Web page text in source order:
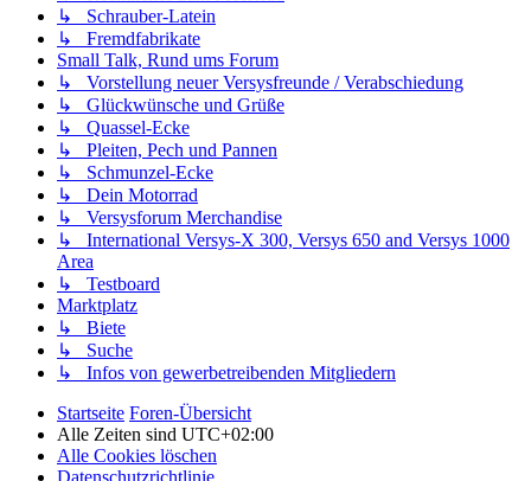
Startseite Foren-Übersicht
Alle Zeiten sindUTC+02:00
Alle Cookies löschen
Datenschutzrichtlinie
Impressum
Style developer bysupport forum tricolor
Forum Software © phpBB Limited
Deutsche Übersetzung durch